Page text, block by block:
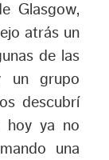
Glasgow,
atrás un
de las
un grupo
descubrí
hoy ya no
una